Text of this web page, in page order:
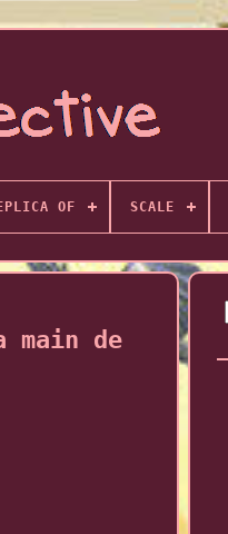
OF SCALE
main de